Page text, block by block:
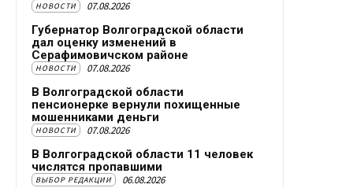
НОВОСТИ 07.08.2026
Губернатор Волгоградской области
дал оценку изменений в
Серафимовичском районе
НОВОСТИ 07.08.2026
В Волгоградской области
пенсионерке вернули похищенные
мошенниками деньги
НОВОСТИ 07.08.2026
В Волгоградской области 11 человек
числятся пропавшими
ВЫБОР РЕДАКЦИИ 06.08.2026